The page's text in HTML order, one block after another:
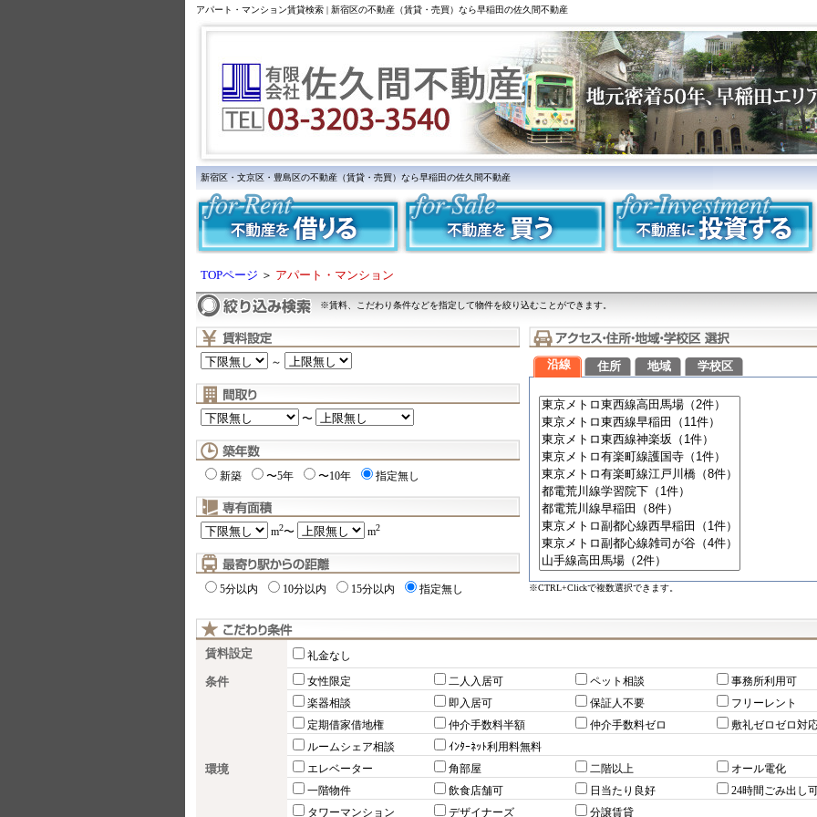
アパート・マンション賃貸検索 | 新宿区の不動産（賃貸・売買）なら早稲田の佐久間不動産
新宿区・文京区・豊島区の不動産（賃貸・売買）なら早稲田の佐久間不動産
TOPページ ＞ アパート・マンション
※賃料、こだわり条件などを指定して物件を絞り込むことができます。
～
〜
新築 〜5年 〜10年 指定無し
m2〜 m2
5分以内 10分以内 15分以内 指定無し
沿線 住所 地域 学校区
※CTRL+Clickで複数選択できます。
賃料設定 礼金なし
条件 女性限定 二人入居可 ペット相談
事務所利用可
楽器相談
即入居可 保証人不要
フリーレント
定期借家借地権
仲介手数料半額 仲介手数料ゼロ
敷礼ゼロゼロ対
ルームシェア相談
ｲﾝﾀｰﾈｯﾄ利用料無料
環境 エレベーター 角部屋 二階以上
オール電化
一階物件
飲食店舗可 日当たり良好
24時間ごみ出し
タワーマンション
デザイナーズ 分譲賃貸